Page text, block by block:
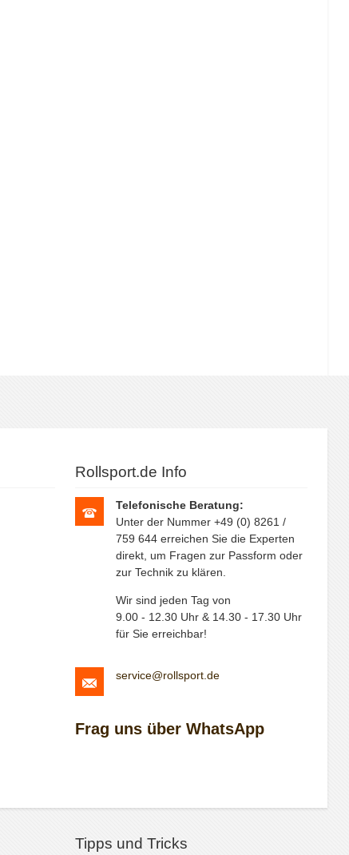
Rollsport.de Info
Telefonische Beratung:
Unter der Nummer +49 (0) 8261 /
759 644 erreichen Sie die Experten
direkt, um Fragen zur Passform oder
zur Technik zu klären.
Wir sind jeden Tag von
9.00 - 12.30 Uhr & 14.30 - 17.30 Uhr
für Sie erreichbar!
service@rollsport.de
Frag uns über WhatsApp
Tipps und Tricks